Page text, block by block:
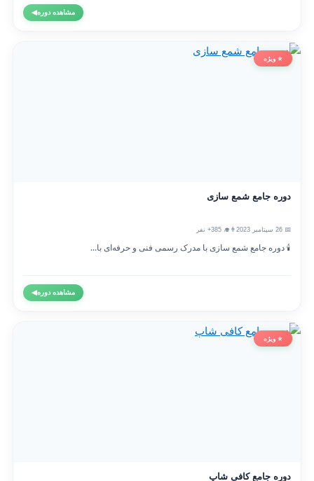
مشاهده دوره◀
⭐ ویژه
دوره جامع شمع سازی
👨‍🎓 385+ نفر
🕯️ دوره جامع شمع سازی با مدرک رسمی فنی و حرفه‌ای با...
مشاهده دوره◀
⭐ ویژه
دوره جامع کافی شاپ